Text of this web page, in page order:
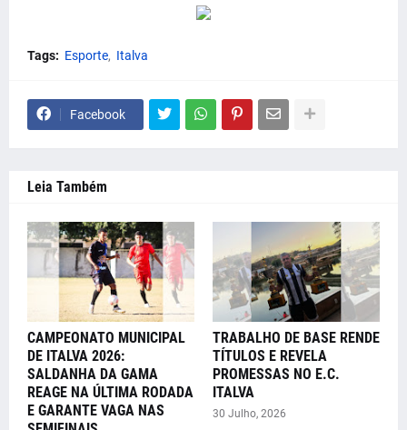
Tags: Esporte Italva
Facebook
Leia Também
CAMPEONATO MUNICIPAL
DE ITALVA 2026:
SALDANHA DA GAMA
REAGE NA ÚLTIMA RODADA
E GARANTE VAGA NAS
TRABALHO DE BASE RENDE
TÍTULOS E REVELA
PROMESSAS NO E.C.
ITALVA
30 Julho, 2026